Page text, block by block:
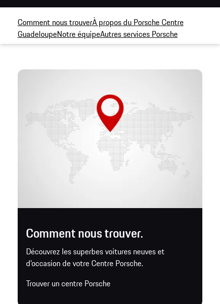
Comment nous trouverÀ propos du Porsche Centre
GuadeloupeNotre équipeAutres services Porsche
Comment nous trouver.
Découvrez les superbes voitures neuves et
d'occasion de votre Centre Porsche.
Trouver un centre Porsche